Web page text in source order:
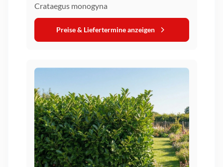
Crataegus monogyna
Preise & Liefertermine anzeigen